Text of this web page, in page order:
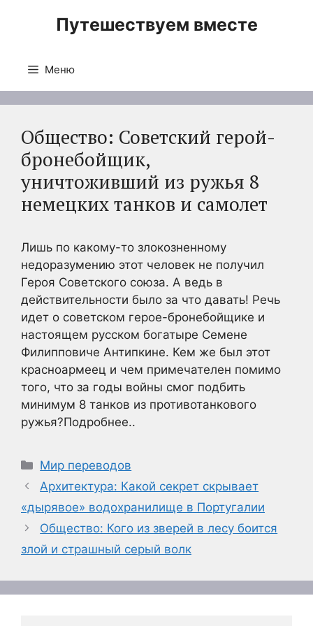
Путешествуем вместе
Меню
Общество: Советский герой-
бронебойщик,
уничтоживший из ружья 8
немецких танков и самолет
Лишь по какому-то злокозненному
недоразумению этот человек не получил
Героя Советского союза. А ведь в
действительности было за что давать! Речь
идет о советском герое-бронебойщике и
настоящем русском богатыре Семене
Филипповиче Антипкине. Кем же был этот
красноармеец и чем примечателен помимо
того, что за годы войны смог подбить
минимум 8 танков из противотанкового
ружья?Подробнее..
Рубрики
Мир переводов
Архитектура: Какой секрет скрывает
«дырявое» водохранилище в Португалии
Общество: Кого из зверей в лесу боится
злой и страшный серый волк